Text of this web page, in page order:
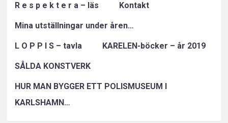
R e s p e k t e r a – läs Kontakt
Mina utställningar under åren…
L O P P I S – tavla KARELEN-böcker – år 2019
SÅLDA KONSTVERK
HUR MAN BYGGER ETT POLISMUSEUM I
KARLSHAMN…